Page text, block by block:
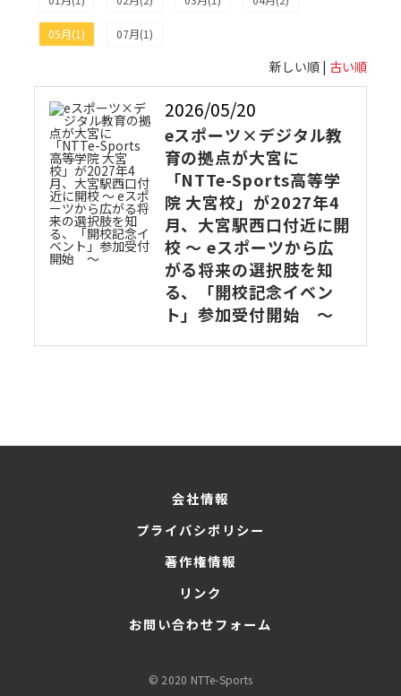
05月(1) 07月(1)
新しい順 | 古い順
2026/05/20
eスポーツ×デジタル教
育の拠点が大宮に
「NTTe-Sports高等学
院 大宮校」が2027年4
月、大宮駅西口付近に開
校 ～ eスポーツから広
がる将来の選択肢を知
る、「開校記念イベン
ト」参加受付開始 ～
会社情報
プライバシポリシー
著作権情報
リンク
お問い合わせフォーム
© 2020 NTTe-Sports